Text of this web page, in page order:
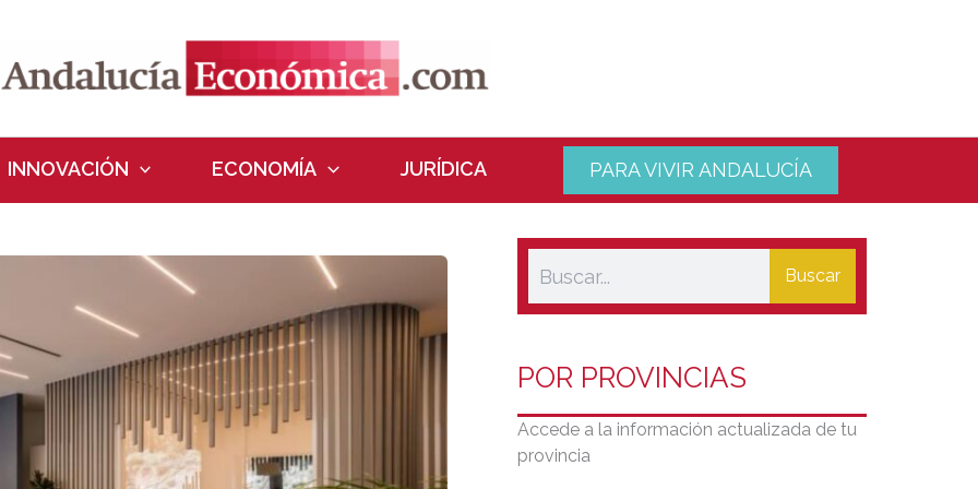
INNOVACIÓN ECONOMÍA JURÍDICA PARA VIVIR ANDALUCÍA
Buscar
POR PROVINCIAS
Accede a la información actualizada de tu
provincia